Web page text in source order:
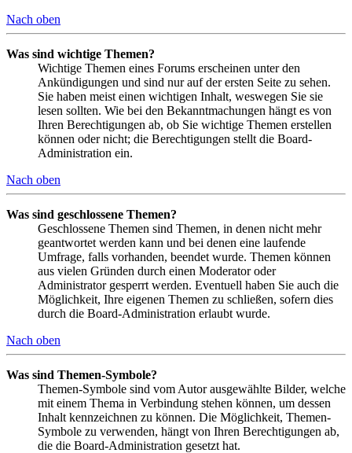
Nach oben
Was sind wichtige Themen?
Wichtige Themen eines Forums erscheinen unter den
Ankündigungen und sind nur auf der ersten Seite zu sehen.
Sie haben meist einen wichtigen Inhalt, weswegen Sie sie
lesen sollten. Wie bei den Bekanntmachungen hängt es von
Ihren Berechtigungen ab, ob Sie wichtige Themen erstellen
können oder nicht; die Berechtigungen stellt die Board-
Administration ein.
Nach oben
Was sind geschlossene Themen?
Geschlossene Themen sind Themen, in denen nicht mehr
geantwortet werden kann und bei denen eine laufende
Umfrage, falls vorhanden, beendet wurde. Themen können
aus vielen Gründen durch einen Moderator oder
Administrator gesperrt werden. Eventuell haben Sie auch die
Möglichkeit, Ihre eigenen Themen zu schließen, sofern dies
durch die Board-Administration erlaubt wurde.
Nach oben
Was sind Themen-Symbole?
Themen-Symbole sind vom Autor ausgewählte Bilder, welche
mit einem Thema in Verbindung stehen können, um dessen
Inhalt kennzeichnen zu können. Die Möglichkeit, Themen-
Symbole zu verwenden, hängt von Ihren Berechtigungen ab,
die die Board-Administration gesetzt hat.